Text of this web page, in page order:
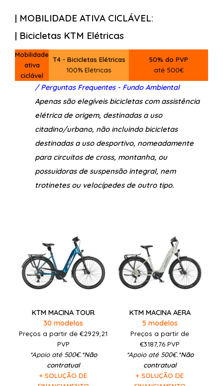
| MOBILIDADE ATIVA CICLÁVEL:
| Bicicletas KTM Elétricas
Mobilidade
ativa
ciclável
T4 - Bicicletas Elétricas
100% Elétricas
50% do PVP
até 500€
/ Perguntas Frequentes - Fundo Ambiental
Apenas são elegíveis bicicletas com assistência
elétrica de origem, destinadas a uso
citadino/urbano, não incluindo bicicletas
destinadas a uso desportivo, nomeadamente
para circuitos de cross, montanha, ou
possuidoras de suspensão integral, nem
trotinetes ou velocípedes de outro tipo.
KTM MACINA TOUR
30 modelos
KTM MACINA AERA
5 modelos
Preços a partir de €2929,21
PVP
Preços a partir de
€3187,76 PVP
*Apoio até 500€.*Não
contratual
*Apoio até 500€.*Não
contratual
+ SOLUÇÃO DE
+ SOLUÇÃO DE